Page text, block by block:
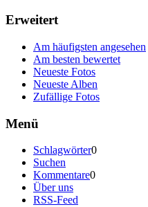
Erweitert
Am häufigsten angesehen
Am besten bewertet
Neueste Fotos
Neueste Alben
Zufällige Fotos
Menü
Schlagwörter0
Suchen
Kommentare0
Über uns
RSS-Feed